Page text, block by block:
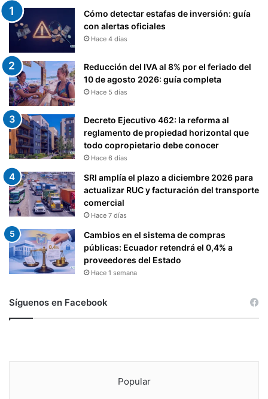
I
M
I
F
I
C
A
D
O
Cómo detectar estafas de inversión: guía
con alertas oficiales
Hace 4 días
Reducción del IVA al 8% por el feriado del
10 de agosto 2026: guía completa
Hace 5 días
Decreto Ejecutivo 462: la reforma al
reglamento de propiedad horizontal que
todo copropietario debe conocer
Hace 6 días
SRI amplía el plazo a diciembre 2026 para
actualizar RUC y facturación del transporte
comercial
Hace 7 días
Cambios en el sistema de compras
públicas: Ecuador retendrá el 0,4% a
proveedores del Estado
Hace 1 semana
Síguenos en Facebook
Popular